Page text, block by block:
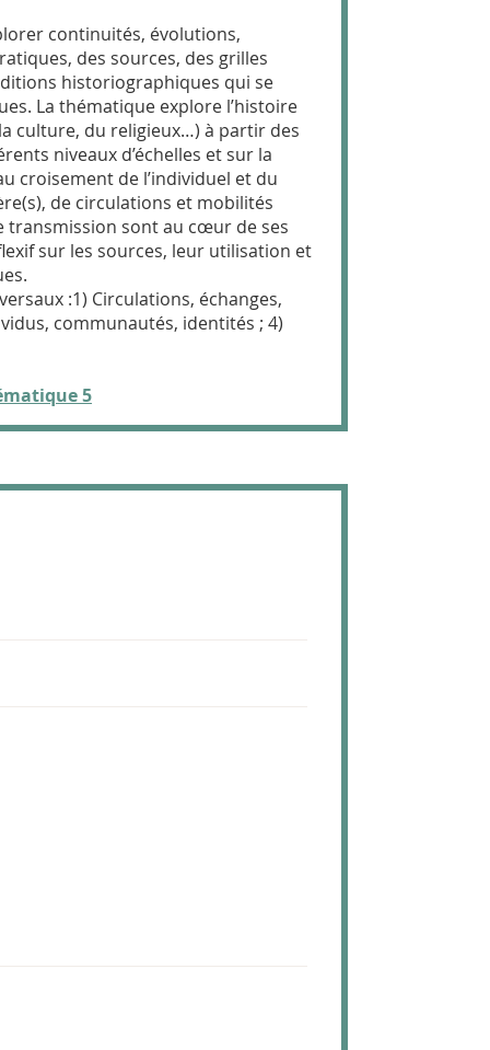
continuités, évolutions,
des sources, des grilles
historiographiques qui se
La thématique explore l’histoire
culture, du religieux…) à partir des
niveaux d’échelles et sur la
croisement de l’individuel et du
de circulations et mobilités
transmission sont au cœur de ses
sur les sources, leur utilisation et
:1) Circulations, échanges,
communautés, identités ; 4)
5